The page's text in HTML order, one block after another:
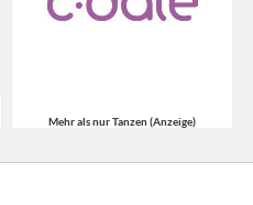
Mehr als nur Tanzen (Anzeige)